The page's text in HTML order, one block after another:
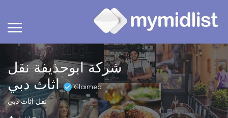
شركة ابوحذيفة نقل
اثاث دبي
Claimed
نقل اثاث دبي